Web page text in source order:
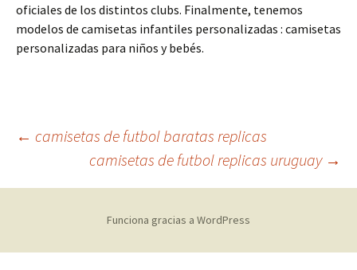
oficiales de los distintos clubs. Finalmente, tenemos
modelos de camisetas infantiles personalizadas : camisetas
personalizadas para niños y bebés.
Navegación
de
entradas
← camisetas de futbol baratas replicas
camisetas de futbol replicas uruguay →
Funciona gracias a WordPress